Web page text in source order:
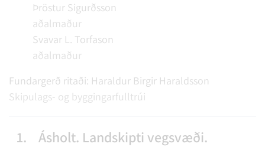
Þröstur Sigurðsson
aðalmaður
Svavar L. Torfason
aðalmaður
Fundargerð ritaði: Haraldur Birgir Haraldsson
Skipulags- og byggingarfulltrúi
1. Ásholt. Landskipti vegsvæði.